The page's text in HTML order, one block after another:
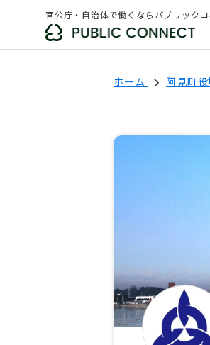
官公庁・自治体で働くならパブリックコ
ホーム 阿見町役